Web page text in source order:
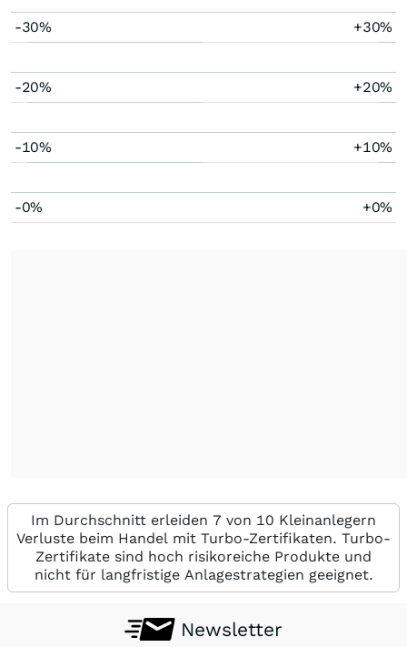
-30% +30%
-20% +20%
-10% +10%
-0% +0%
Im Durchschnitt erleiden 7 von 10 Kleinanlegern
Verluste beim Handel mit Turbo-Zertifikaten. Turbo-
Zertifikate sind hoch risikoreiche Produkte und
nicht für langfristige Anlagestrategien geeignet.
Newsletter